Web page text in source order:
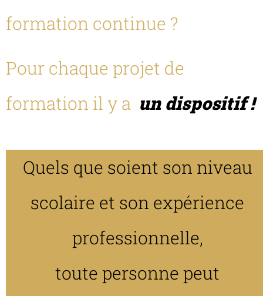
formation continue ?
Pour chaque projet de
formation il y a un dispositif !
Quels que soient son niveau
scolaire et son expérience
professionnelle,
toute personne peut